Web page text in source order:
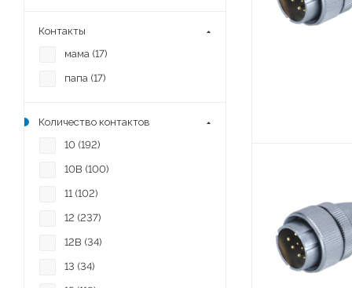
Контакты
мама (17)
папа (17)
Количество контактов
10 (192)
10B (100)
11 (102)
12 (237)
12B (34)
13 (34)